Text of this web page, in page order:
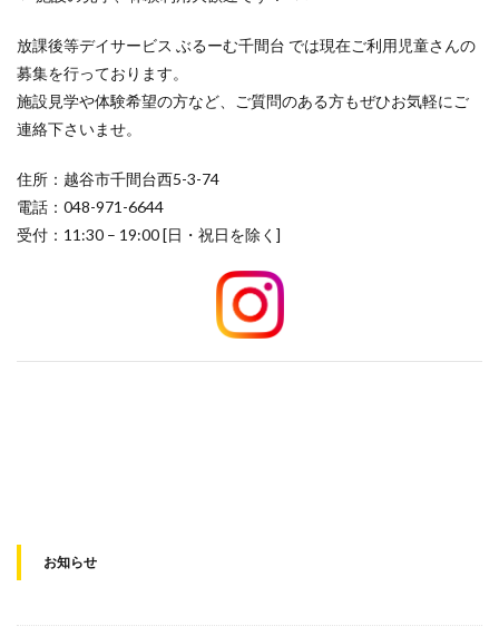
放課後等デイサービス ぶるーむ千間台 では現在ご利用児童さんの
募集を行っております。
施設見学や体験希望の方など、ご質問のある方もぜひお気軽にご
連絡下さいませ。
住所：越谷市千間台西5-3-74
電話：048-971-6644
受付：11:30 – 19:00 [日・祝日を除く]
お知らせ